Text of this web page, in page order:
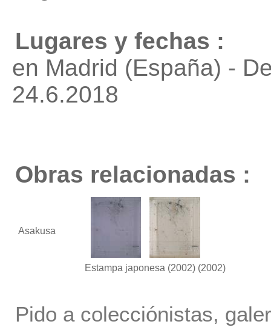
Lugares y fechas :
en Madrid (España) -
24.6.2018
Obras relacionadas :
Asakusa
Estampa japonesa (2002) (2002)
Pido a colecciónistas,